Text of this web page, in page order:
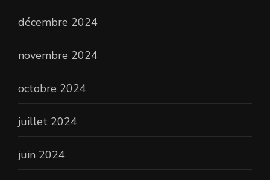
décembre 2024
novembre 2024
octobre 2024
juillet 2024
juin 2024